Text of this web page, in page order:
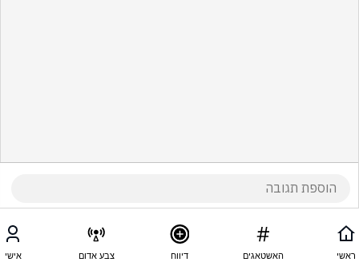
ראשי האשטאגים דיווח צבע אדום אישי